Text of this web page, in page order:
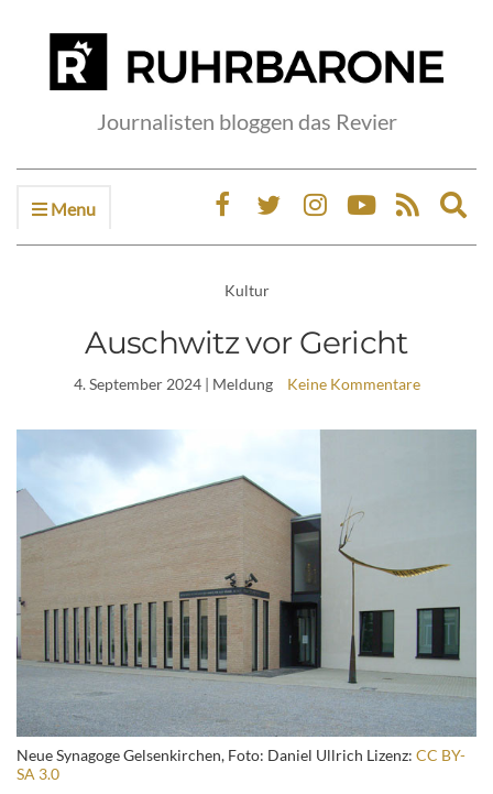
Journalisten bloggen das Revier
Menu
Kultur
Auschwitz vor Gericht
4. September 2024| Meldung Keine Kommentare
Neue Synagoge Gelsenkirchen, Foto: Daniel Ullrich Lizenz: CC BY-
SA 3.0